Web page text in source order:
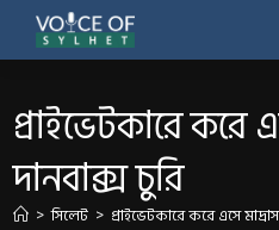
প্রাইভেটকারে করে
দানবাক্স চুরি
> সিলেট > প্রাইভেটকারে করে এসে